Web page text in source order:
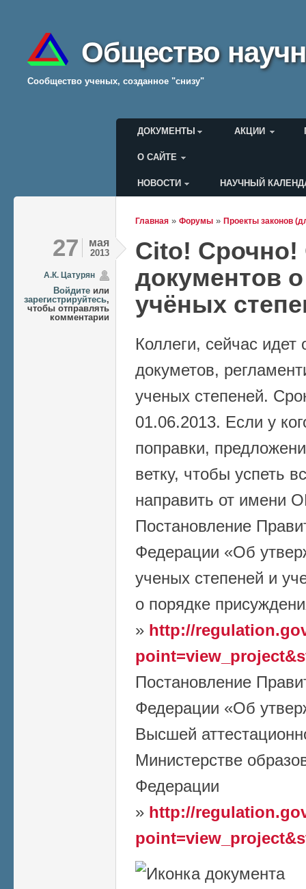
Общество
Cообщество ученых, созданное "снизу"
Главное меню
ДОКУМЕНТЫ АКЦИИ
О САЙТЕ
Меню пользователя
НОВОСТИ НАУЧНЫЙ
Вы здесь
Главная » Форумы » Проекты законов
27 мая
2013
А.К. Цатурян
Войдите или
зарегистрируйтесь,
чтобы отправлять
комментарии
Cito!
документов
учёных
Коллеги, сейчас
докуметов,
ученых степеней.
01.06.2013. Если у
поправки,
ветку, чтобы успеть
направить от имени
Постановление
Федерации «Об
ученых степеней и
о порядке
» http://
Постановление
Федерации «Об
Высшей
Министерстве
Федерации
» http://